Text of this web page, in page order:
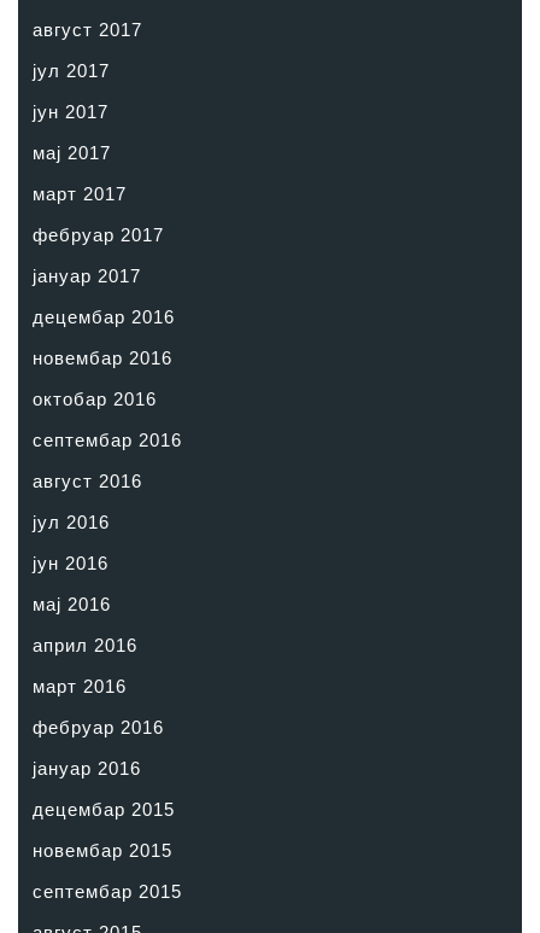
август 2017
јул 2017
јун 2017
мај 2017
март 2017
фебруар 2017
јануар 2017
децембар 2016
новембар 2016
октобар 2016
септембар 2016
август 2016
јул 2016
јун 2016
мај 2016
април 2016
март 2016
фебруар 2016
јануар 2016
децембар 2015
новембар 2015
септембар 2015